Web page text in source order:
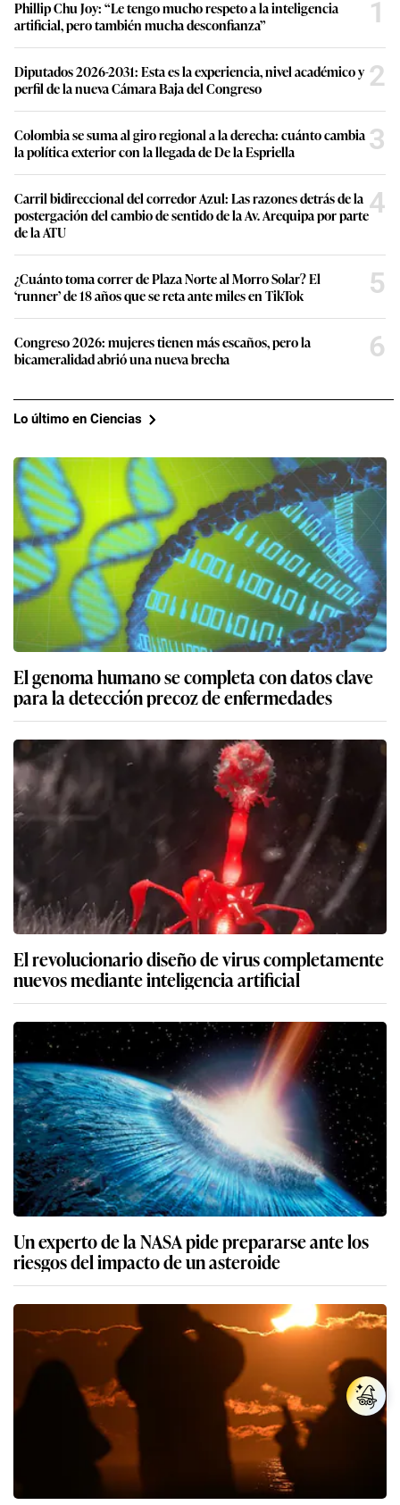
Phillip Chu Joy: “Le tengo mucho respeto a la inteligencia
artificial, pero también mucha desconfianza”
1
Diputados 2026-2031: Esta es la experiencia, nivel académico y
perfil de la nueva Cámara Baja del Congreso
2
Colombia se suma al giro regional a la derecha: cuánto cambia
la política exterior con la llegada de De la Espriella
3
Carril bidireccional del corredor Azul: Las razones detrás de la
postergación del cambio de sentido de la Av. Arequipa por parte
de la ATU
4
¿Cuánto toma correr de Plaza Norte al Morro Solar? El
‘runner’ de 18 años que se reta ante miles en TikTok
5
Congreso 2026: mujeres tienen más escaños, pero la
bicameralidad abrió una nueva brecha
6
Lo último en Ciencias
El genoma humano se completa con datos clave
para la detección precoz de enfermedades
El revolucionario diseño de virus completamente
nuevos mediante inteligencia artificial
Un experto de la NASA pide prepararse ante los
riesgos del impacto de un asteroide